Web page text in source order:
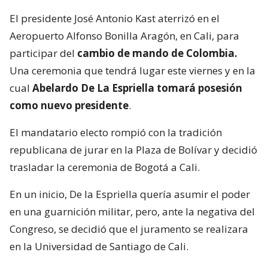
El presidente José Antonio Kast aterrizó en el
Aeropuerto Alfonso Bonilla Aragón, en Cali, para
participar del cambio de mando de Colombia.
Una ceremonia que tendrá lugar este viernes y en la
cual Abelardo De La Espriella tomará posesión
como nuevo presidente.
El mandatario electo rompió con la tradición
republicana de jurar en la Plaza de Bolívar y decidió
trasladar la ceremonia de Bogotá a Cali.
En un inicio, De la Espriella quería asumir el poder
en una guarnición militar, pero, ante la negativa del
Congreso, se decidió que el juramento se realizara
en la Universidad de Santiago de Cali.